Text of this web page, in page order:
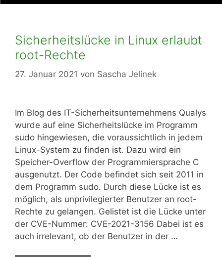
Sicherheitslücke in Linux erlaubt
root-Rechte
27. Januar 2021 von Sascha Jelinek
Im Blog des IT-Sicherheitsunternehmens Qualys
wurde auf eine Sicherheitslücke im Programm
sudo hingewiesen, die voraussichtlich in jedem
Linux-System zu finden ist. Dazu wird ein
Speicher-Overflow der Programmiersprache C
ausgenutzt. Der Code befindet sich seit 2011 in
dem Programm sudo. Durch diese Lücke ist es
möglich, als unprivilegierter Benutzer an root-
Rechte zu gelangen. Gelistet ist die Lücke unter
der CVE-Nummer: CVE-2021-3156 Dabei ist es
auch irrelevant, ob der Benutzer in der …